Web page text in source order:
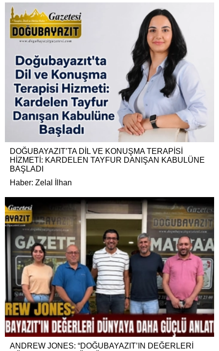
DOĞUBAYAZIT’TA DİL VE KONUŞMA TERAPİSİ
HİZMETİ: KARDELEN TAYFUR DANIŞAN KABULÜNE
BAŞLADI
Haber: Zelal İlhan
ANDREW JONES: “DOĞUBAYAZIT’IN DEĞERLERİ